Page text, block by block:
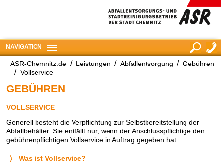
NAVIGATION
suchen
ASR-Chemnitz.de Leistungen Abfallentsorgung
Gebühren
Vollservice
GEBÜHREN
VOLLSERVICE
Generell besteht die Verpflichtung zur Selbstbereitstellung der
Abfallbehälter. Sie entfällt nur, wenn der Anschlusspflichtige den
gebührenpflichtigen Vollservice in Auftrag gegeben hat.
Was ist Vollservice?